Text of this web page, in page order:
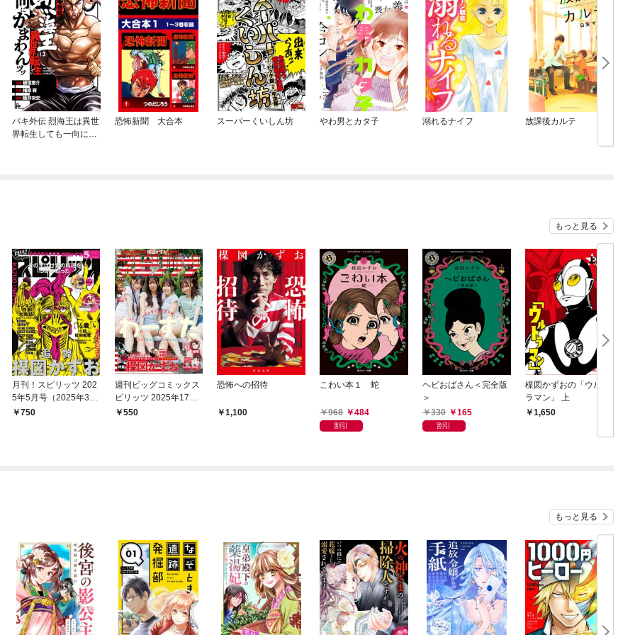
バキ外伝 烈海王は異世
界転生しても一向にか
恐怖新聞 大合本 スーパーくいしん坊 やわ男とカタ子 溺れるナイフ 放課後カルテ
もっと見る
月刊！スピリッツ 202
5年5月号（2025年3月
27日発売号）
750
週刊ビッグコミックス
ピリッツ 2025年17号
【デジタル版限定グラ
550
恐怖への招待
1,100
こわい本１ 蛇
968 484
割引
ヘビおばさん＜完全版
＞
330
165
割引
楳図かずおの「ウルト
ラマン」 上
1,650
もっと見る